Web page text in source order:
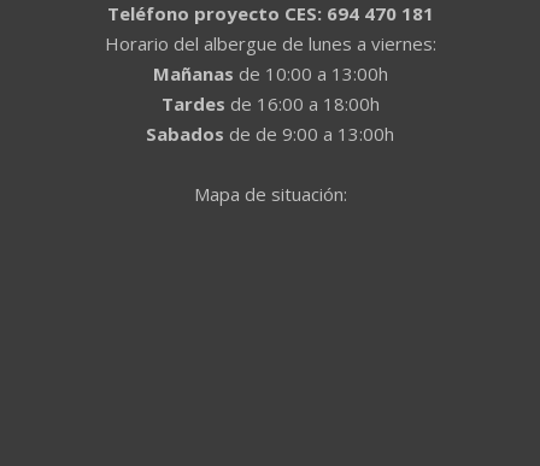
Teléfono proyecto CES: 694 470 181
Horario del albergue de lunes a viernes:
Mañanas de 10:00 a 13:00h
Tardes de 16:00 a 18:00h
Sabados de de 9:00 a 13:00h
Mapa de situación: